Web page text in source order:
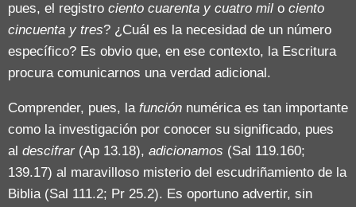
pues, el registro ciento cuarenta y cuatro mil o ciento
cincuenta y tres? ¿Cuál es la necesidad de un número
específico? Es obvio que, en ese contexto, la Escritura
procura comunicarnos una verdad adicional.
Comprender, pues, la función numérica es tan importante
como la investigación por conocer su significado, pues
al descifrar (Ap 13.18), adicionamos (Sal 119.160;
139.17) al maravilloso misterio del escudriñamiento de la
Biblia (Sal 111.2; Pr 25.2). Es oportuno advertir, sin